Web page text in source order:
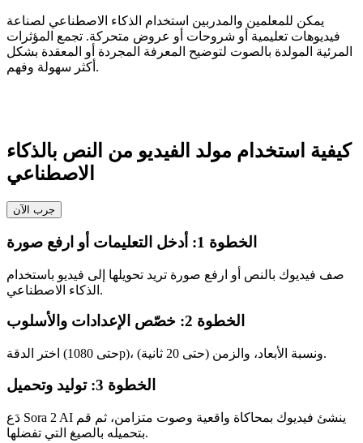
يمكن للمعلمين والمدربين استخدام الذكاء الاصطناعي لصناعة
فيديوهات تعليمية أو شروحات أو عروض متحركة. تجمع المؤثرات
المرئية المولدة بالصوت لتوضيح المعرفة المجردة أو المعقدة بشكل
أكثر سهولة وفهم.
كيفية استخدام مولد الفيديو من النص بالذكاء
الاصطناعي
جرب الآن
الخطوة 1: أدخل التعليمات أو ارفع صورة
صف فيديوك بالنص أو ارفع صورة تريد تحويلها إلى فيديو باستخدام
الذكاء الاصطناعي.
الخطوة 2: خصّص الإعدادات والأسلوب
اختر الدقة (حتى 1080p)، ونسبة الأبعاد، والزمن (حتى 20 ثانية).
الخطوة 3: توليد وتحميل
دَع Sora 2 AI ينشئ فيديوك بمحاكاة واقعية وصوت متزامن، ثم قم
بتحميله بالصيغ التي تفضلها.